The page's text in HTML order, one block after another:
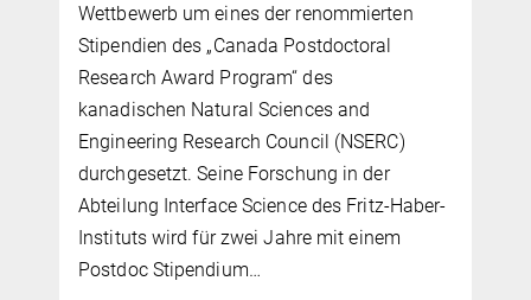
Wettbewerb um eines der renommierten
Stipendien des „Canada Postdoctoral
Research Award Program“ des
kanadischen Natural Sciences and
Engineering Research Council (NSERC)
durchgesetzt. Seine Forschung in der
Abteilung Interface Science des Fritz-Haber-
Instituts wird für zwei Jahre mit einem
Postdoc Stipendium…